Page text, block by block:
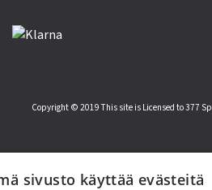
Copyright © 2019 This site is Licensed to 377
sivusto käyttää evästeitä